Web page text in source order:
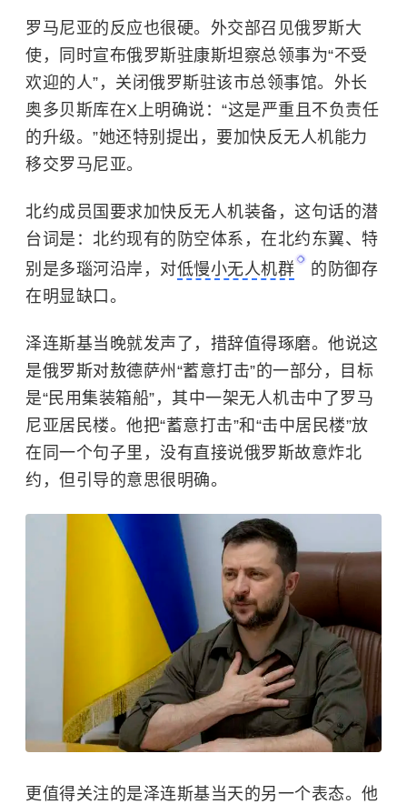
罗马尼亚的反应也很硬。外交部召见俄罗斯大
使，同时宣布俄罗斯驻康斯坦察总领事为“不受
欢迎的人”，关闭俄罗斯驻该市总领事馆。外长
奥多贝斯库在X上明确说：“这是严重且不负责任
的升级。”她还特别提出，要加快反无人机能力
移交罗马尼亚。
北约成员国要求加快反无人机装备，这句话的潜
台词是：北约现有的防空体系，在北约东翼、特
别是多瑙河沿岸，对低慢小无人机群
的防御存
在明显缺口。
泽连斯基当晚就发声了，措辞值得琢磨。他说这
是俄罗斯对敖德萨州“蓄意打击”的一部分，目标
是“民用集装箱船”，其中一架无人机击中了罗马
尼亚居民楼。他把“蓄意打击”和“击中居民楼”放
在同一个句子里，没有直接说俄罗斯故意炸北
约，但引导的意思很明确。
更值得关注的是泽连斯基当天的另一个表态。他